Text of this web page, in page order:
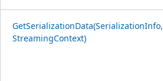
GetSerializationData(SerializationInfo,
StreamingContext)